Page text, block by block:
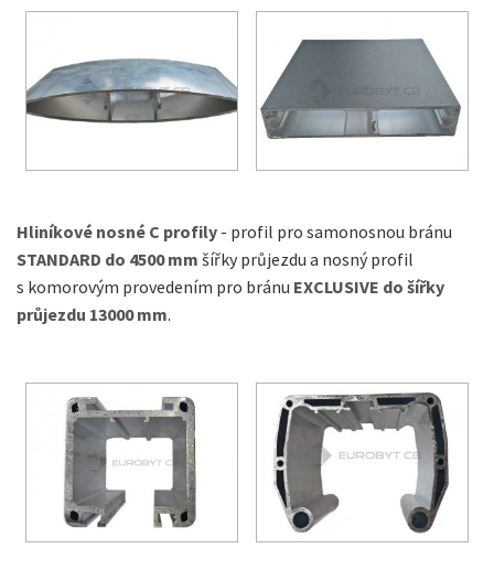
Hliníkové nosné C profily - profil pro samonosnou bránu
STANDARD do 4500 mm šířky průjezdu a nosný profil
s komorovým provedením pro bránu EXCLUSIVE do šířky
průjezdu 13000 mm.